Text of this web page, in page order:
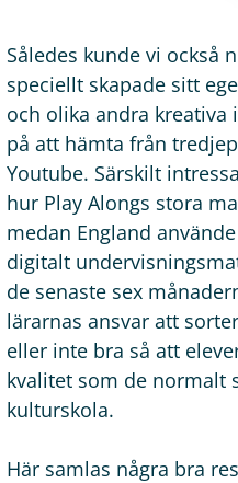
Således kunde vi också
speciellt skapade sitt
och olika andra kreativa
på att hämta från
Youtube. Särskilt
hur Play Alongs stora
medan England
digitalt
de senaste sex
lärarnas ansvar att
eller inte bra så att
kvalitet som de normalt
kulturskola.
Här samlas några bra